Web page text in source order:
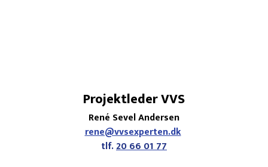
Projektleder VVS
René Sevel Andersen
rene@vvsexperten.dk
tlf.20 66 01 77​